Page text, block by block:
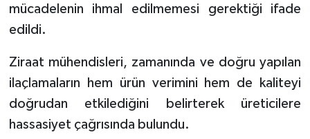
mücadelenin ihmal edilmemesi gerektiği ifade
edildi.
Ziraat mühendisleri, zamanında ve doğru yapılan
ilaçlamaların hem ürün verimini hem de kaliteyi
doğrudan etkilediğini belirterek üreticilere
hassasiyet çağrısında bulundu.